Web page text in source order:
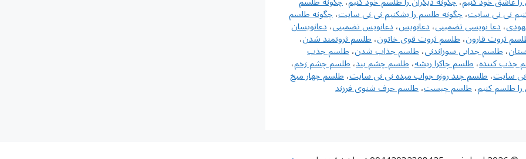
نی نی سایت،چگونه طلسم را بشکنیم نی نی سایت،چگونه طلسم
،دعا نویسی تضمینی،دعانویس،دعانویس تضمینی،دعانویسان
ثروت قارون،طلسم ثروت قوی خاتون،طلسم ثروتمند شدن،
،طلسم جدایی سوزاندنی،طلسم جذاب شدن،طلسم جذب
جذب کننده،طلسم چاکرا ریشه،طلسم چشم بند،طلسم چشم زخم،
نی سایت،طلسم چند روزه جواب میده نی نی سایت،طلسم چهار میخ
طلسم کنیم،طلسم چیست،طلسم حرف شنوی فرزند